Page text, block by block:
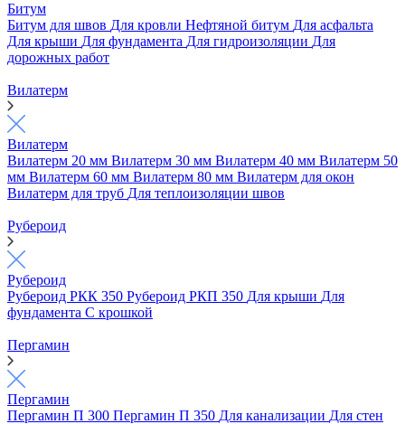
Битум
Битум для швов Для кровли Нефтяной битум Для асфальта
Для крыши Для фундамента Для гидроизоляции Для
дорожных работ
Вилатерм
Вилатерм
Вилатерм 20 мм Вилатерм 30 мм Вилатерм 40 мм Вилатерм 50
мм Вилатерм 60 мм Вилатерм 80 мм Вилатерм для окон
Вилатерм для труб Для теплоизоляции швов
Рубероид
Рубероид
Рубероид РКК 350 Рубероид РКП 350 Для крыши Для
фундамента С крошкой
Пергамин
Пергамин
Пергамин П 300 Пергамин П 350 Для канализации Для стен